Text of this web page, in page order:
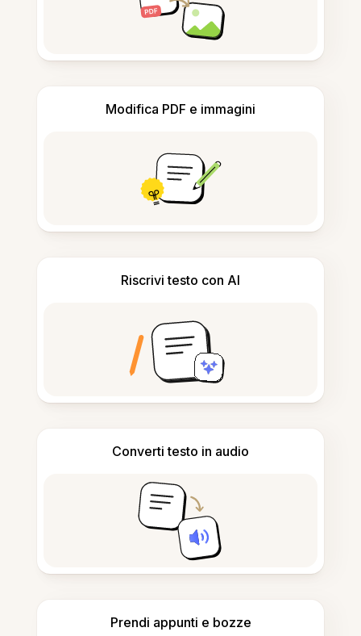
Modifica PDF e immagini
Riscrivi testo con AI
Converti testo in audio
Prendi appunti e bozze